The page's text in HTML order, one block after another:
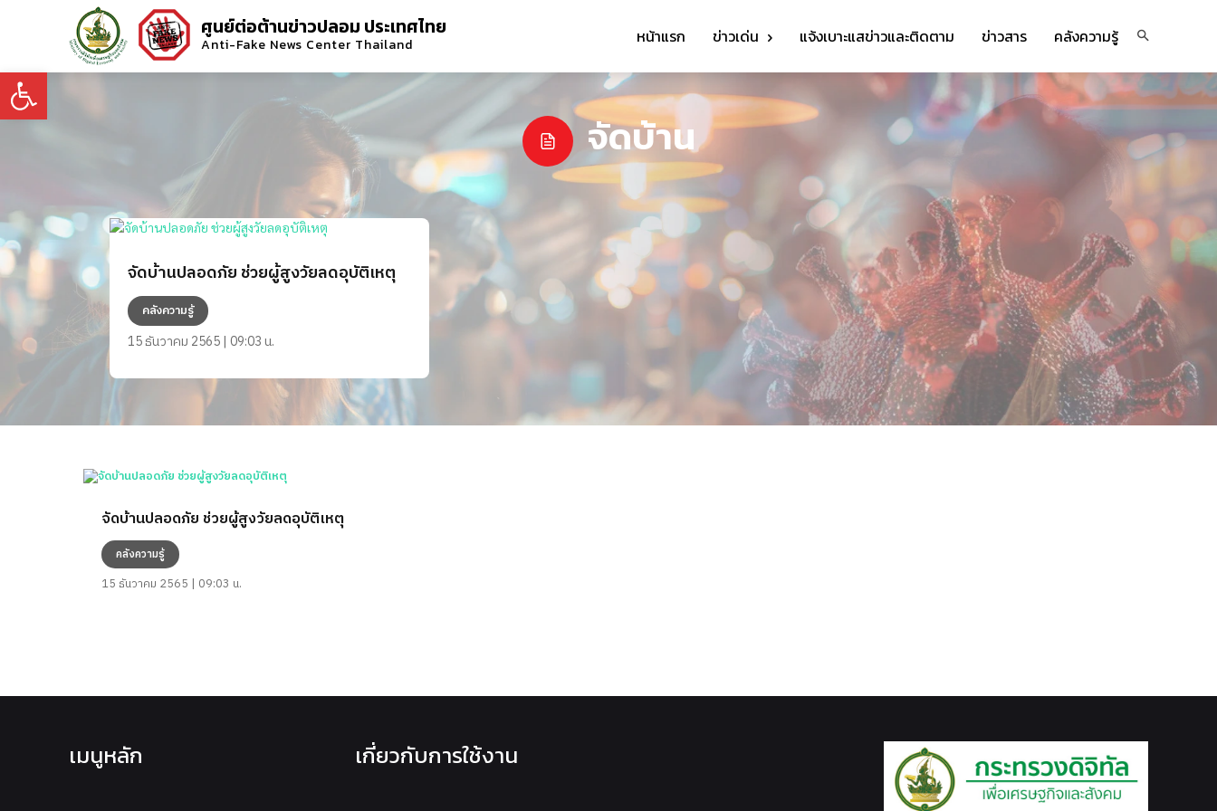
Open toolbar
ศูนย์ต่อต้านข่าวปลอม ประเทศไทย
Anti-Fake News Center Thailand หน้าแรก ข่าวเด่น แจ้งเบาะแสข่าวและติดตาม ข่าวสาร คลังความรู้
จัดบ้าน
จัดบ้านปลอดภัย ช่วยผู้สูงวัยลดอุบัติเหตุ
คลังความรู้
15 ธันวาคม 2565 | 09:03 น.
จัดบ้านปลอดภัย ช่วยผู้สูงวัยลดอุบัติเหตุ
คลังความรู้
15 ธันวาคม 2565 | 09:03 น.
เมนูหลัก เกี่ยวกับการใช้งาน